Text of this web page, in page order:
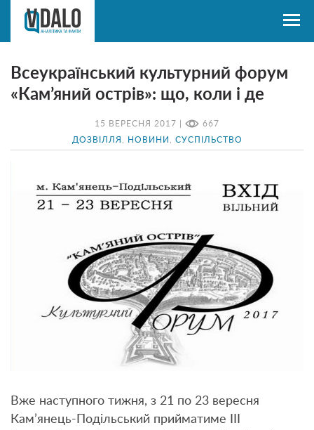
15 ВЕРЕСНЯ 2017 | 667
ДОЗВІЛЛЯ НОВИНИ СУСПІЛЬСТВО
Всеукраїнський культурний форум
«Кам’яний острів»: що, коли і де
Вже наступного тижня, з 21 по 23 вересня
Кам’янець-Подільський прийматиме ІІІ